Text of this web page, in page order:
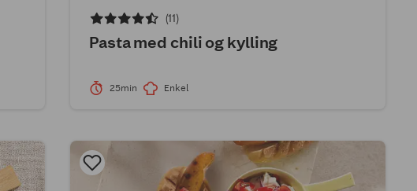
(11)
Pasta med chili og kylling
25min Enkel